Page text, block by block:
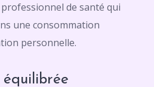
professionnel de santé qui
une consommation
personnelle.